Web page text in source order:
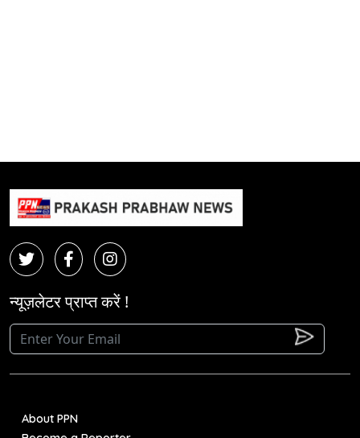
न्यूज़लेटर प्राप्त करें !
About PPN